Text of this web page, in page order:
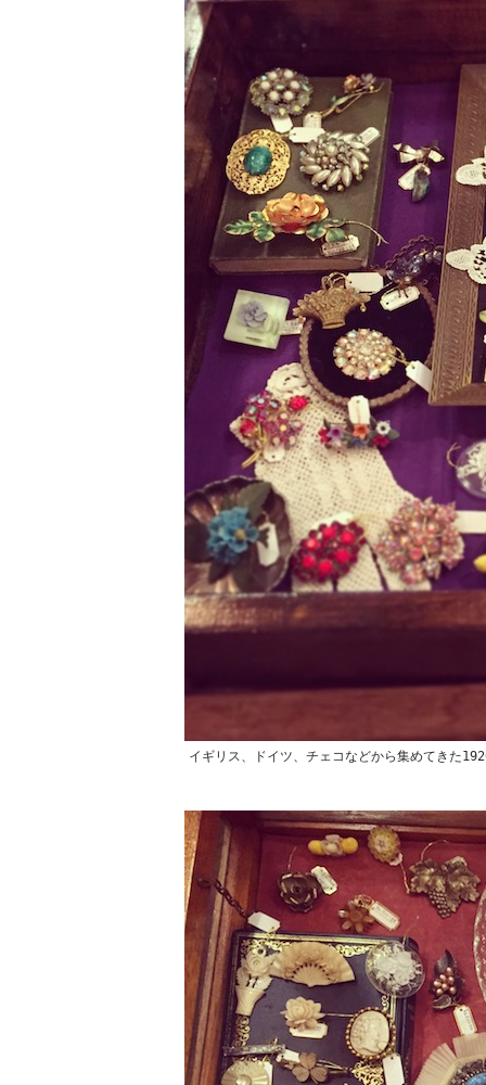
イギリス、ドイツ、チェコなどから集めてきた